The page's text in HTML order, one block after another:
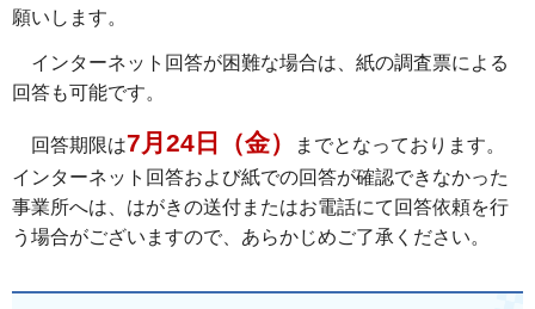
願いします。
インターネット回答が困難な場合は、紙の調査票による
回答も可能です。
回答期限は7月24日（金）
までとなっております。
インターネット回答および紙での回答が確認できなかった
事業所へは、はがきの送付またはお電話にて回答依頼を行
う場合がございますので、あらかじめご了承ください。